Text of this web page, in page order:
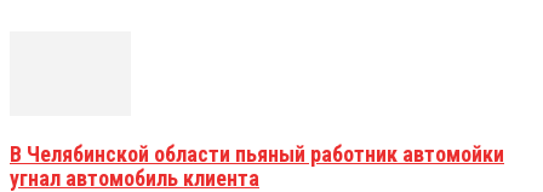
В Челябинской области пьяный работник автомойки
угнал автомобиль клиента